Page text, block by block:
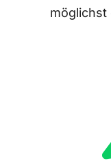
möglichst